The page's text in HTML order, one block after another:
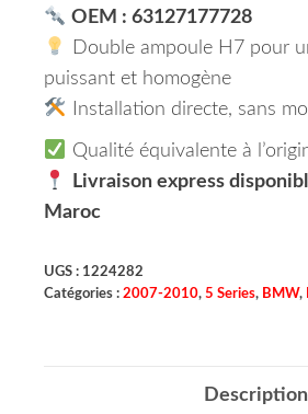
OEM : 63127177728
Double ampoule H7 pour
puissant et homogène
Installation directe, sans
Qualité équivalente à
Livraison express
Maroc
UGS : 1224282
Catégories : 2007-2010, 5 Series, BMW,
Description